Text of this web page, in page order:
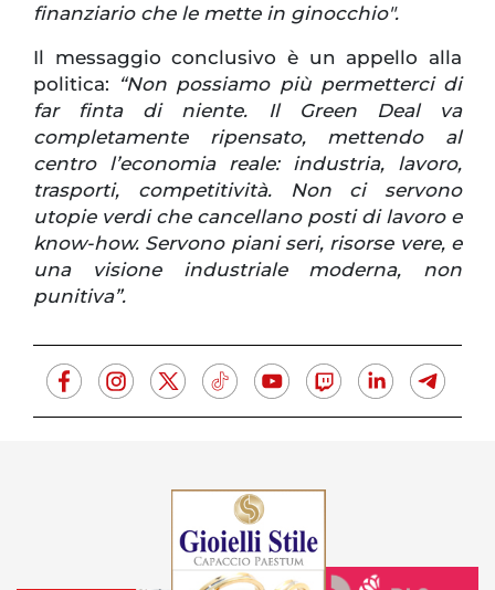
finanziario che le mette in ginocchio".
Il messaggio conclusivo è un appello alla
politica: “Non possiamo più permetterci di
far finta di niente. Il Green Deal va
completamente ripensato, mettendo al
centro l’economia reale: industria, lavoro,
trasporti, competitività. Non ci servono
utopie verdi che cancellano posti di lavoro e
know-how. Servono piani seri, risorse vere, e
una visione industriale moderna, non
punitiva”.